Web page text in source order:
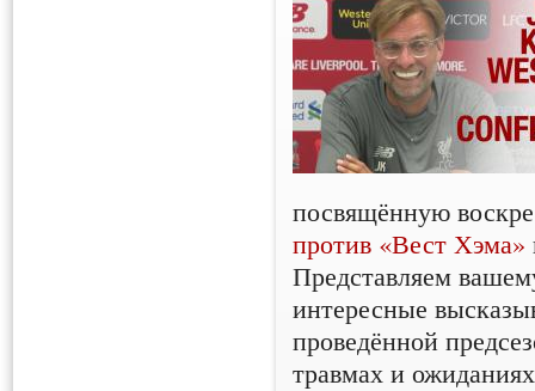
посвящённую
против «Вест Хэма»
Представляем
интересные
проведённой
травмах и